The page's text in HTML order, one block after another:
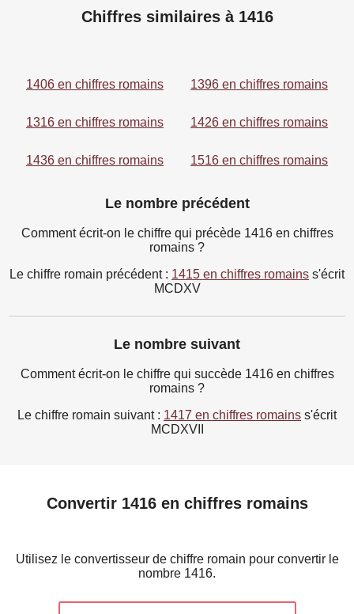
Chiffres similaires à 1416
1406 en chiffres romains 1396 en chiffres romains
1316 en chiffres romains 1426 en chiffres romains
1436 en chiffres romains 1516 en chiffres romains
Le nombre précédent
Comment écrit-on le chiffre qui précède 1416 en chiffres
romains ?
Le chiffre romain précédent : 1415 en chiffres romains s'écrit
MCDXV
Le nombre suivant
Comment écrit-on le chiffre qui succède 1416 en chiffres
romains ?
Le chiffre romain suivant : 1417 en chiffres romains s'écrit
MCDXVII
Convertir 1416 en chiffres romains
Utilisez le convertisseur de chiffre romain pour convertir le
nombre 1416.